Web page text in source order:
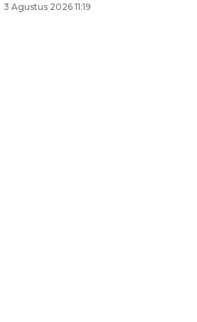
3 Agustus 2026 11:19